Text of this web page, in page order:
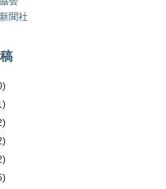
聞社